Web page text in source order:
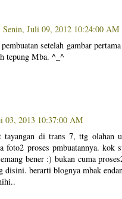
Senin, Juli 09, 2012 10:24:00 AM
setelah gambar
tepung Mba. ^_^
03, 2013 10:37:00 AM
di trans 7, ttg olahan
foto2 proses pmbuatannya.
bener :) bukan cuma
disini. berarti blognya mbak